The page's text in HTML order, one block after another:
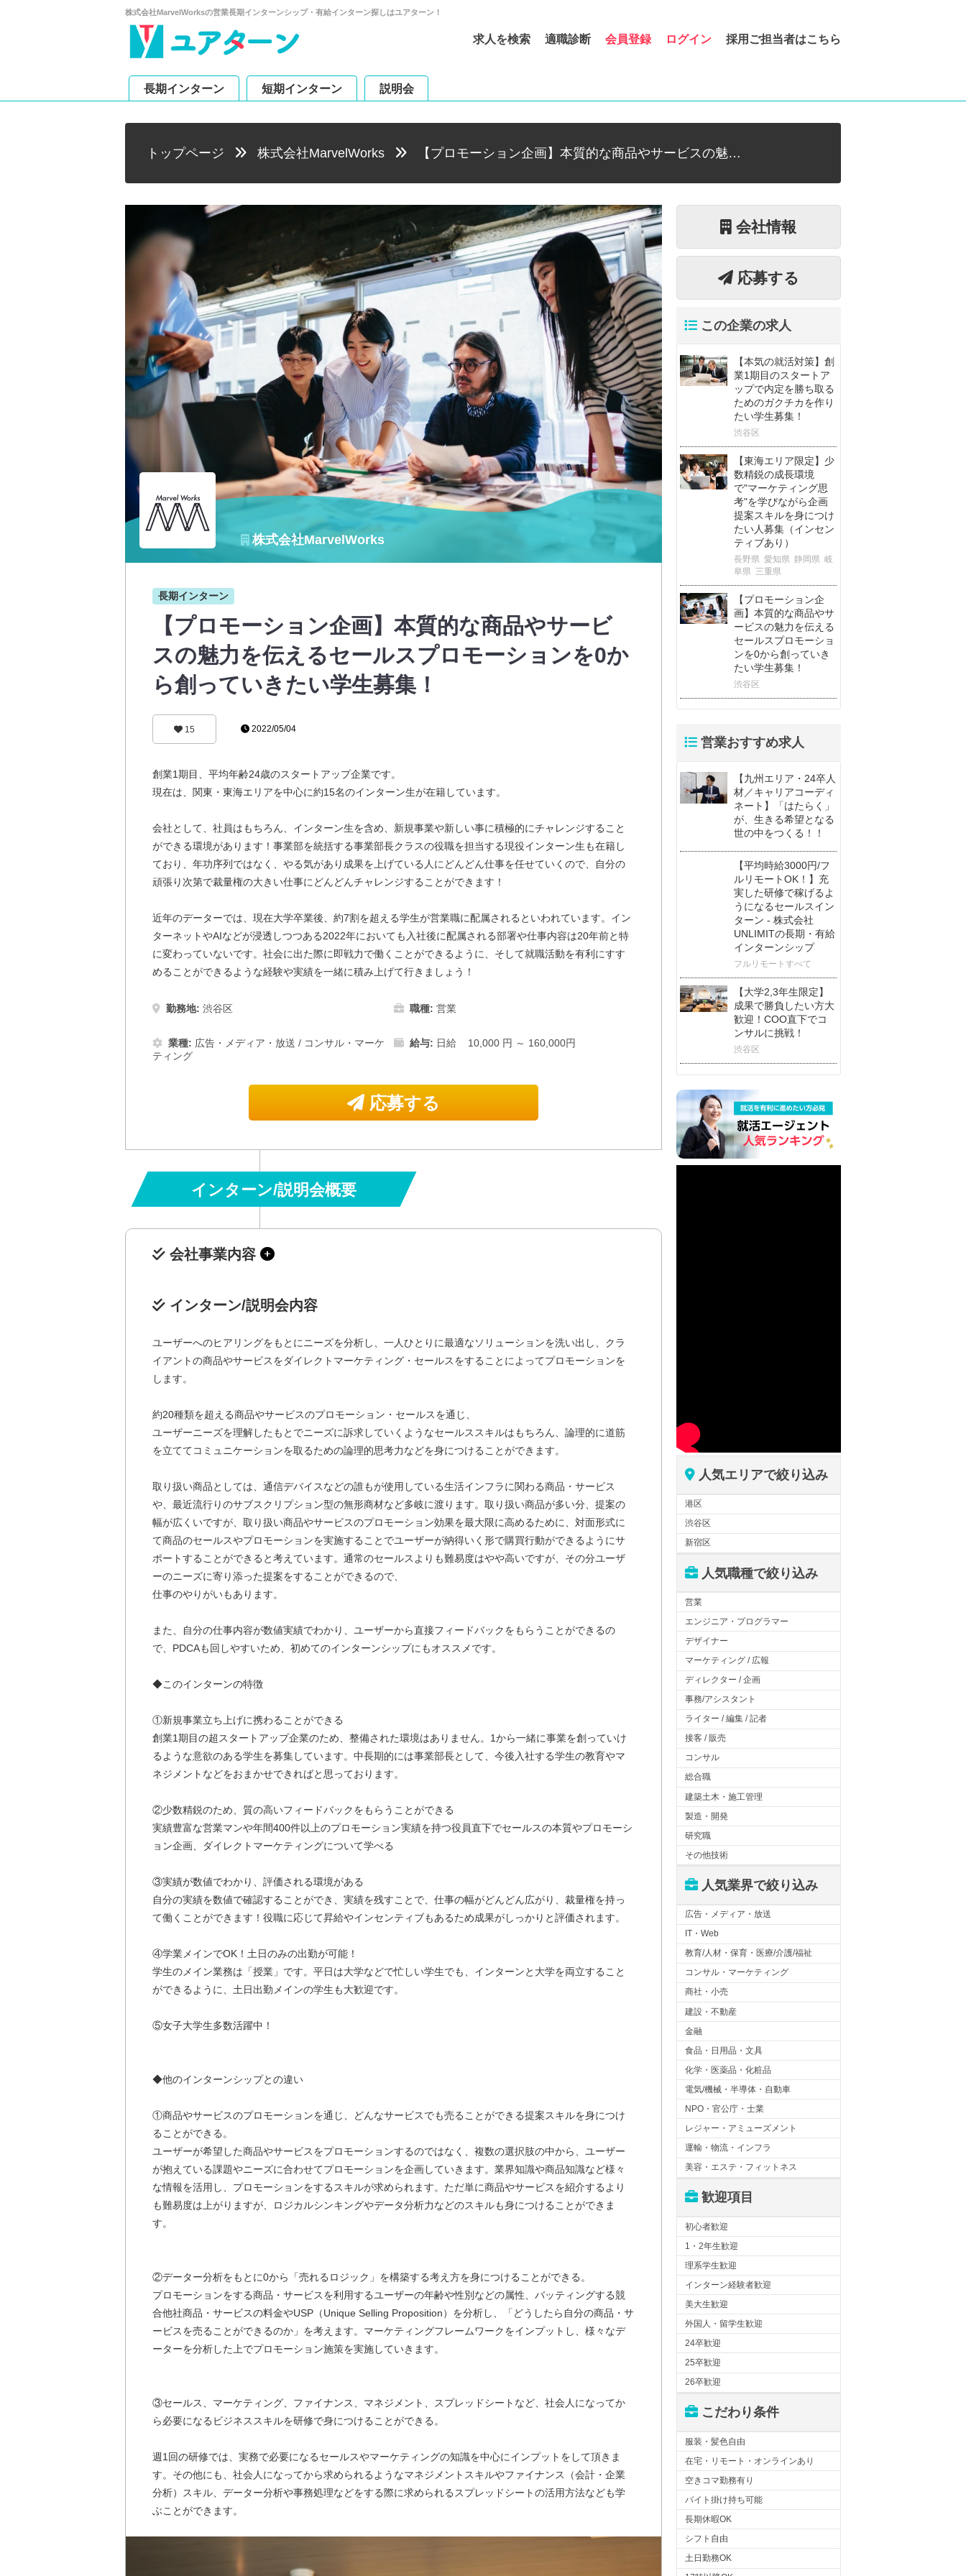
株式会社MarvelWorksの営業長期インターンシップ・有給インターン探しはユアターン！
求人を検索 適職診断 会員登録 ログイン 採用ご担当者はこちら
長期インターン 短期インターン 説明会
トップページ 株式会社MarvelWorks 【プロモーション企画】本質的な商品やサービスの魅…
株式会社MarvelWorks
長期インターン
【プロモーション企画】本質的な商品やサービ
スの魅力を伝えるセールスプロモーションを0か
ら創っていきたい学生募集！
15 2022/05/04
創業1期目、平均年齢24歳のスタートアップ企業です。
現在は、関東・東海エリアを中心に約15名のインターン生が在籍しています。
会社として、社員はもちろん、インターン生を含め、新規事業や新しい事に積極的にチャレンジすること
ができる環境があります！事業部を統括する事業部長クラスの役職を担当する現役インターン生も在籍し
ており、年功序列ではなく、やる気があり成果を上げている人にどんどん仕事を任せていくので、自分の
頑張り次第で裁量権の大きい仕事にどんどんチャレンジすることができます！
近年のデーターでは、現在大学卒業後、約7割を超える学生が営業職に配属されるといわれています。イン
ターネットやAIなどが浸透しつつある2022年においても入社後に配属される部署や仕事内容は20年前と特
に変わっていないです。社会に出た際に即戦力で働くことができるように、そして就職活動を有利にすす
めることができるような経験や実績を一緒に積み上げて行きましょう！
勤務地: 渋谷区 職種: 営業
業種: 広告・メディア・放送 / コンサル・マーケ
ティング
給与: 日給 10,000 円 ～ 160,000円
応募する
インターン/説明会概要
会社事業内容
インターン/説明会内容
ユーザーへのヒアリングをもとにニーズを分析し、一人ひとりに最適なソリューションを洗い出し、クラ
イアントの商品やサービスをダイレクトマーケティング・セールスをすることによってプロモーションを
します。
約20種類を超える商品やサービスのプロモーション・セールスを通じ、
ユーザーニーズを理解したもとでニーズに訴求していくようなセールススキルはもちろん、論理的に道筋
を立ててコミュニケーションを取るための論理的思考力などを身につけることができます。
取り扱い商品としては、通信デバイスなどの誰もが使用している生活インフラに関わる商品・サービス
や、最近流行りのサブスクリプション型の無形商材など多岐に渡ります。取り扱い商品が多い分、提案の
幅が広くいですが、取り扱い商品やサービスのプロモーション効果を最大限に高めるために、対面形式に
て商品のセールスやプロモーションを実施することでユーザーが納得いく形で購買行動ができるようにサ
ポートすることができると考えています。通常のセールスよりも難易度はやや高いですが、その分ユーザ
ーのニーズに寄り添った提案をすることができるので、
仕事のやりがいもあります。
また、自分の仕事内容が数値実績でわかり、ユーザーから直接フィードバックをもらうことができるの
で、PDCAも回しやすいため、初めてのインターンシップにもオススメです。
◆このインターンの特徴
①新規事業立ち上げに携わることができる
創業1期目の超スタートアップ企業のため、整備された環境はありません。1から一緒に事業を創っていけ
るような意欲のある学生を募集しています。中長期的には事業部長として、今後入社する学生の教育やマ
ネジメントなどをおまかせできればと思っております。
②少数精鋭のため、質の高いフィードバックをもらうことができる
実績豊富な営業マンや年間400件以上のプロモーション実績を持つ役員直下でセールスの本質やプロモーシ
ョン企画、ダイレクトマーケティングについて学べる
③実績が数値でわかり、評価される環境がある
自分の実績を数値で確認することができ、実績を残すことで、仕事の幅がどんどん広がり、裁量権を持っ
て働くことができます！役職に応じて昇給やインセンティブもあるため成果がしっかりと評価されます。
④学業メインでOK！土日のみの出勤が可能！
学生のメイン業務は「授業」です。平日は大学などで忙しい学生でも、インターンと大学を両立すること
ができるように、土日出勤メインの学生も大歓迎です。
⑤女子大学生多数活躍中！
◆他のインターンシップとの違い
①商品やサービスのプロモーションを通じ、どんなサービスでも売ることができる提案スキルを身につけ
ることができる。
ユーザーが希望した商品やサービスをプロモーションするのではなく、複数の選択肢の中から、ユーザー
が抱えている課題やニーズに合わせてプロモーションを企画していきます。業界知識や商品知識など様々
な情報を活用し、プロモーションをするスキルが求められます。ただ単に商品やサービスを紹介するより
も難易度は上がりますが、ロジカルシンキングやデータ分析力などのスキルも身につけることができま
す。
②データー分析をもとに0から「売れるロジック」を構築する考え方を身につけることができる。
プロモーションをする商品・サービスを利用するユーザーの年齢や性別などの属性、バッティングする競
合他社商品・サービスの料金やUSP（Unique Selling Proposition）を分析し、「どうしたら自分の商品・サ
ービスを売ることができるのか」を考えます。マーケティングフレームワークをインプットし、様々なデ
ーターを分析した上でプロモーション施策を実施していきます。
③セールス、マーケティング、ファイナンス、マネジメント、スプレッドシートなど、社会人になってか
ら必要になるビジネススキルを研修で身につけることができる。
週1回の研修では、実務で必要になるセールスやマーケティングの知識を中心にインプットをして頂きま
す。その他にも、社会人になってから求められるようなマネジメントスキルやファイナンス（会計・企業
分析）スキル、データー分析や事務処理などをする際に求められるスプレッドシートの活用方法なども学
ぶことができます。
会社情報
応募する
この企業の求人
【本気の就活対策】創
業1期目のスタートア
ップで内定を勝ち取る
ためのガクチカを作り
たい学生募集！
渋谷区
【東海エリア限定】少
数精鋭の成長環境
で"マーケティング思
考"を学びながら企画
提案スキルを身につけ
たい人募集（インセン
ティブあり）
長野県 愛知県 静岡県 岐
阜県 三重県
【プロモーション企
画】本質的な商品やサ
ービスの魅力を伝える
セールスプロモーショ
ンを0から創っていき
たい学生募集！
渋谷区
営業おすすめ求人
【九州エリア・24卒人
材／キャリアコーディ
ネート】「はたらく」
が、生きる希望となる
世の中をつくる！！
【平均時給3000円/フ
ルリモートOK！】充
実した研修で稼げるよ
うになるセールスイン
ターン - 株式会社
UNLIMITの長期・有給
インターンシップ
フルリモートすべて
【大学2,3年生限定】
成果で勝負したい方大
歓迎！COO直下でコ
ンサルに挑戦！
渋谷区
人気エリアで絞り込み
港区
渋谷区
新宿区
人気職種で絞り込み
営業
エンジニア・プログラマー
デザイナー
マーケティング / 広報
ディレクター / 企画
事務/アシスタント
ライター / 編集 / 記者
接客 / 販売
コンサル
総合職
建築土木・施工管理
製造・開発
研究職
その他技術
人気業界で絞り込み
広告・メディア・放送
IT・Web
教育/人材・保育・医療/介護/福祉
コンサル・マーケティング
商社・小売
建設・不動産
金融
食品・日用品・文具
化学・医薬品・化粧品
電気/機械・半導体・自動車
NPO・官公庁・士業
レジャー・アミューズメント
運輸・物流・インフラ
美容・エステ・フィットネス
歓迎項目
初心者歓迎
1・2年生歓迎
理系学生歓迎
インターン経験者歓迎
美大生歓迎
外国人・留学生歓迎
24卒歓迎
25卒歓迎
26卒歓迎
こだわり条件
服装・髪色自由
在宅・リモート・オンラインあり
空きコマ勤務有り
バイト掛け持ち可能
長期休暇OK
シフト自由
土日勤務OK